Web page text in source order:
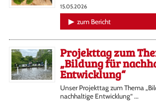
15.05.2026
zum Bericht
Projekttag zum
„Bildung für
Entwicklung“
Unser Projekttag zum Thema
nachhaltige Entwicklung“ ...